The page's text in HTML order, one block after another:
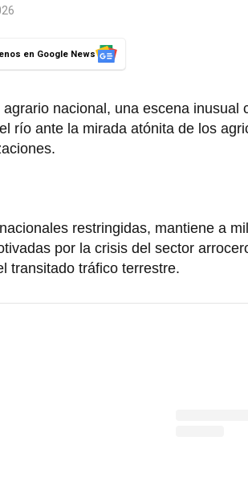
en Google News
nacional, una escena inusual
río ante la mirada atónita de los
restringidas, mantiene a
por la crisis del sector
transitado tráfico terrestre.